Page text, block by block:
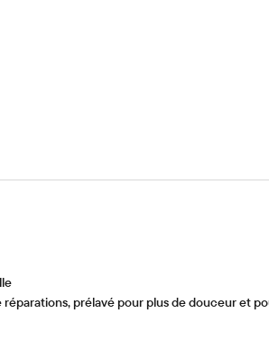
réparations, prélavé pour plus de douceur et